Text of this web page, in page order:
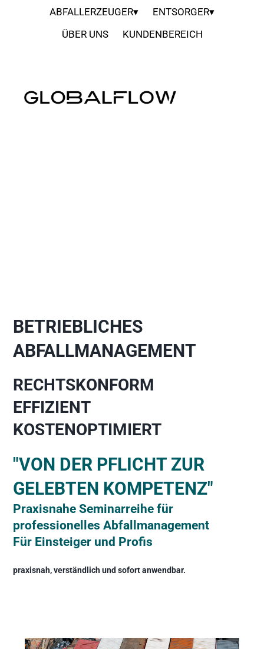
ABFALLERZEUGER▾
ENTSORGER▾
ÜBER UNS
KUNDENBEREICH
BETRIEBLICHES
ABFALLMANAGEMENT
RECHTSKONFORM
EFFIZIENT
KOSTENOPTIMIERT
"VON DER PFLICHT ZUR
GELEBTEN KOMPETENZ"
Praxisnahe Seminarreihe für
professionelles Abfallmanagement
Für Einsteiger und Profis
praxisnah, verständlich und sofort anwendbar.